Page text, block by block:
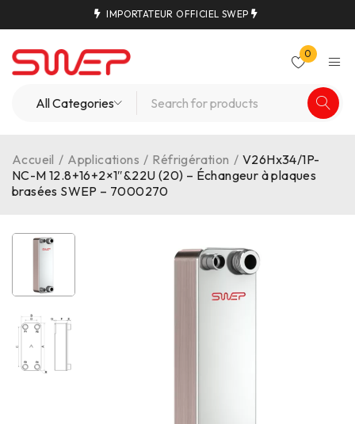
IMPORTATEUR OFFICIEL SWEP
0
Accueil / Applications / Réfrigération / V26Hx34/1P-
NC-M 12.8+16+2×1″&22U (20) – Échangeur à plaques
brasées SWEP – 7000270